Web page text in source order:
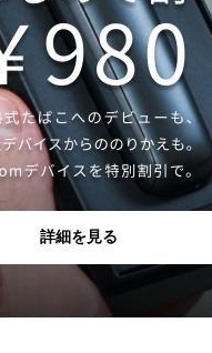
詳細を見る